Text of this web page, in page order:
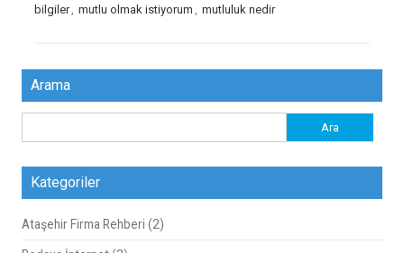
bilgiler, mutlu olmak istiyorum , mutluluk nedir
Arama
Kategoriler
Ataşehir Firma Rehberi (2)